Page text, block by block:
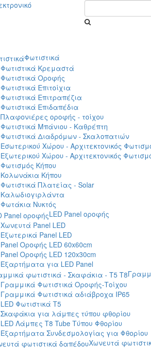
Φωτιστικά
Φωτιστικά Κρεμαστά
Φωτιστικά Οροφής
Φωτιστικά Επιτοίχια
Φωτιστικά Επιτραπέζια
Φωτιστικά Επιδαπέδια
Πλαφονιέρες οροφής - τοίχου
Φωτιστικά Μπάνιου - Καθρέπτη
Φωτιστικά Διαδρόμων - Σκαλοπατιών
Εσωτερικού Χώρου - Αρχιτεκτονικός
Εξωτερικού Χώρου - Αρχιτεκτονικός
Φωτισμός Κήπου
Κολωνάκια Κήπου
Φωτιστικά Πλατείας - Solar
Καλωδιογιρλάντα
Φωτάκια Νυκτός
LED Panel οροφής
Χωνευτά Panel LED
Εξωτερικά Panel LED
Panel Οροφής LED 60x60cm
Panel Οροφής LED 120x30cm
Εξαρτήματα για LED Panel
Γραμμικά Φωτιστικά Οροφής-Τοίχου
Γραμμικά Φωτιστικά αδιάβροχα IP65
LED Φωτιστικά T5
Σκαφάκια για λάμπες τύπου φθορίου
LED Λάμπες T8 Tube Τύπου Φθορίου
Εξαρτήματα Συνδεσμολογίας για Φθορίου
Χωνευτά